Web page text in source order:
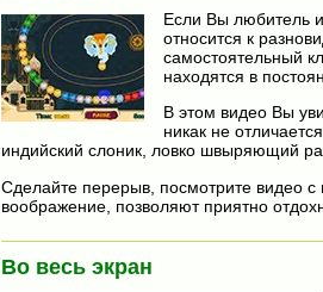
Если Вы любитель
относится к
самостоятельный
находятся в
В этом видео Вы
никак не
индийский слоник, ловко швыряющий
Сделайте перерыв, посмотрите видео
воображение, позволяют приятно
Во весь экран